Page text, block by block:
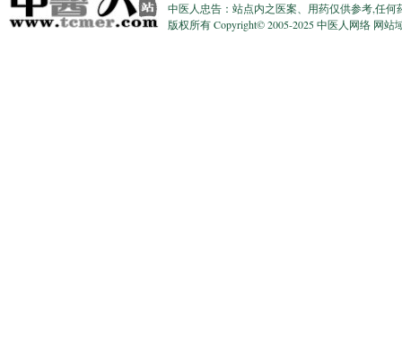
中医人忠告：站点内之医案、用药仅供参考,任
版权所有 Copyright© 2005-2025 中医人网络 网站